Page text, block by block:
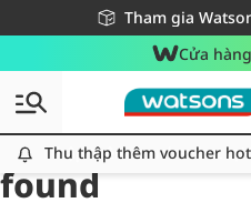
Tham gia
Miễn phí giao hàng
Giao hàng nhanh 24h -
Cửa
Thu thập thêm voucher
Tag:
found